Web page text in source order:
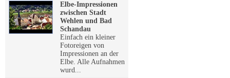
Elbe-Impressionen
zwischen Stadt
Wehlen und Bad
Schandau
Einfach ein kleiner
Fotoreigen von
Impressionen an der
Elbe. Alle Aufnahmen
wurd...